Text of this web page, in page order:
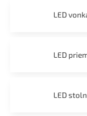
LED
LED
LED